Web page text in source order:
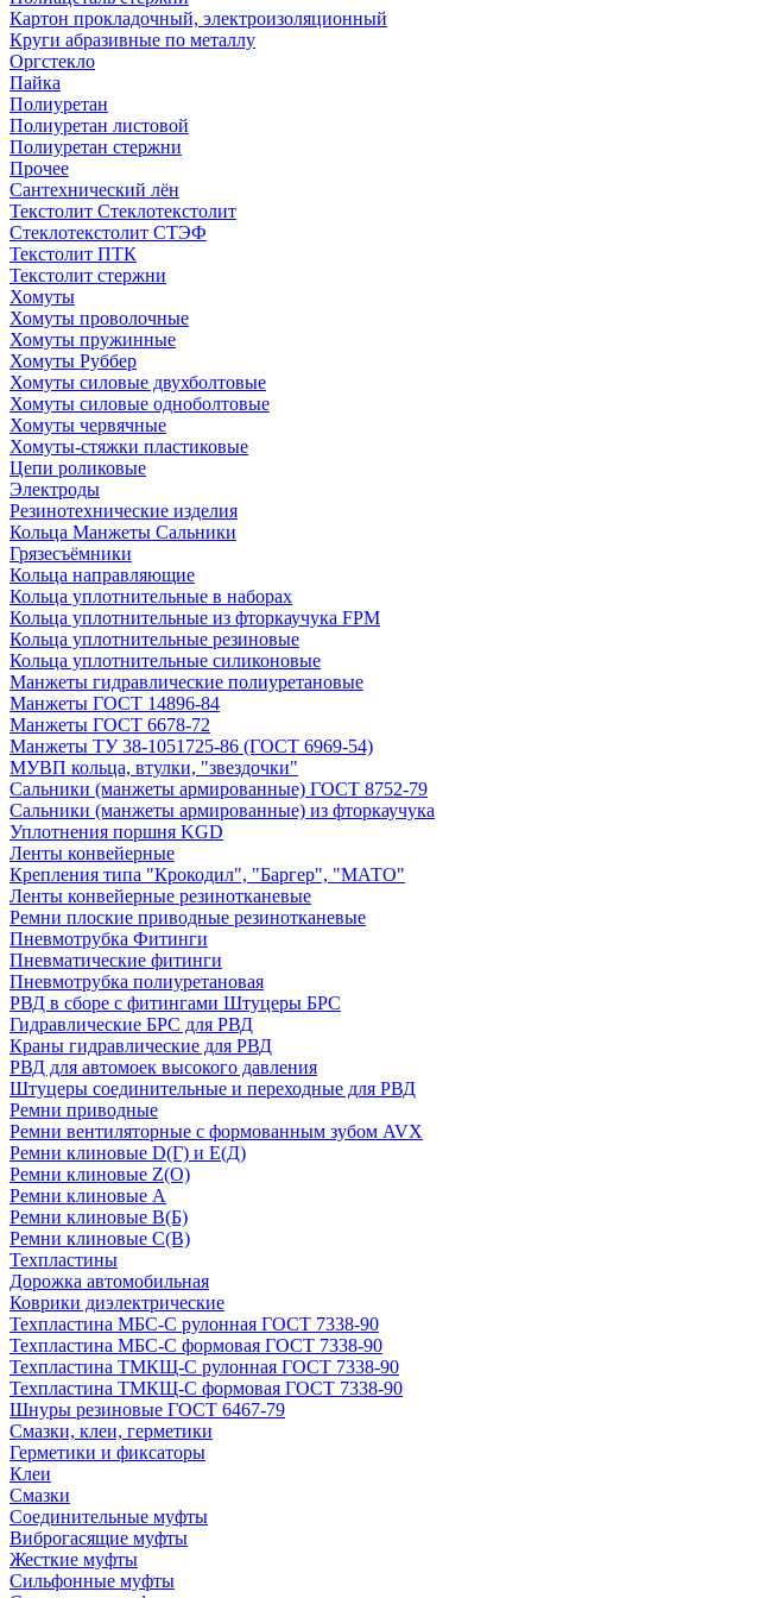
Картон прокладочный, электроизоляционный
Круги абразивные по металлу
Оргстекло
Пайка
Полиуретан
Полиуретан листовой
Полиуретан стержни
Прочее
Сантехнический лён
Текстолит Стеклотекстолит
Стеклотекстолит СТЭФ
Текстолит ПТК
Текстолит стержни
Хомуты
Хомуты проволочные
Хомуты пружинные
Хомуты Руббер
Хомуты силовые двухболтовые
Хомуты силовые одноболтовые
Хомуты червячные
Хомуты-стяжки пластиковые
Цепи роликовые
Электроды
Резинотехнические изделия
Кольца Манжеты Сальники
Грязесъёмники
Кольца направляющие
Кольца уплотнительные в наборах
Кольца уплотнительные из фторкаучука FPM
Кольца уплотнительные резиновые
Кольца уплотнительные силиконовые
Манжеты гидравлические полиуретановые
Манжеты ГОСТ 14896-84
Манжеты ГОСТ 6678-72
Манжеты ТУ 38-1051725-86 (ГОСТ 6969-54)
МУВП кольца, втулки, "звездочки"
Сальники (манжеты армированные) ГОСТ 8752-79
Сальники (манжеты армированные) из фторкаучука
Уплотнения поршня KGD
Ленты конвейерные
Крепления типа "Крокодил", "Баргер", "МАТО"
Ленты конвейерные резинотканевые
Ремни плоские приводные резинотканевые
Пневмотрубка Фитинги
Пневматические фитинги
Пневмотрубка полиуретановая
РВД в сборе с фитингами Штуцеры БРС
Гидравлические БРС для РВД
Краны гидравлические для РВД
РВД для автомоек высокого давления
Штуцеры соединительные и переходные для РВД
Ремни приводные
Ремни вентиляторные с формованным зубом AVX
Ремни клиновые D(Г) и Е(Д)
Ремни клиновые Z(О)
Ремни клиновые А
Ремни клиновые В(Б)
Ремни клиновые С(В)
Техпластины
Дорожка автомобильная
Коврики диэлектрические
Техпластина МБС-С рулонная ГОСТ 7338-90
Техпластина МБС-С формовая ГОСТ 7338-90
Техпластина ТМКЩ-С рулонная ГОСТ 7338-90
Техпластина ТМКЩ-С формовая ГОСТ 7338-90
Шнуры резиновые ГОСТ 6467-79
Смазки, клеи, герметики
Герметики и фиксаторы
Клеи
Смазки
Соединительные муфты
Виброгасящие муфты
Жесткие муфты
Сильфонные муфты